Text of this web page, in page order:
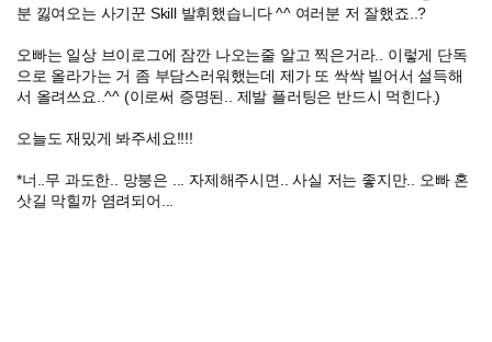
분 낋여오는 사기꾼 Skill 발휘했습니다 ^^ 여러분 저 잘했죠..?
오빠는 일상 브이로그에 잠깐 나오는줄 알고 찍은거라.. 이렇게 단독
으로 올라가는 거 좀 부담스러워했는데 제가 또 싹싹 빌어서 설득해
서 올려쓰요..^^ (이로써 증명된.. 제발 플러팅은 반드시 먹힌다.)
오늘도 재밌게 봐주세요!!!!
*너..무 과도한.. 망붕은 ... 자제해주시면.. 사실 저는 좋지만.. 오빠 혼
삿길 막힐까 염려되어...